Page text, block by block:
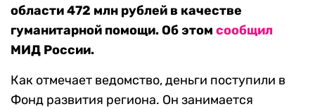
области 472 млн рублей в качестве
гуманитарной помощи. Об этом сообщил
МИД России.
Как отмечает ведомство, деньги поступили в
Фонд развития региона. Он занимается